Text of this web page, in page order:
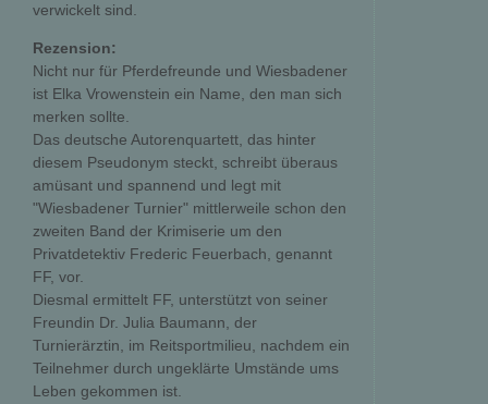
verwickelt sind.
Rezension:
Nicht nur für Pferdefreunde und Wiesbadener
ist Elka Vrowenstein ein Name, den man sich
merken sollte.
Das deutsche Autorenquartett, das hinter
diesem Pseudonym steckt, schreibt überaus
amüsant und spannend und legt mit
"Wiesbadener Turnier" mittlerweile schon den
zweiten Band der Krimiserie um den
Privatdetektiv Frederic Feuerbach, genannt
FF, vor.
Diesmal ermittelt FF, unterstützt von seiner
Freundin Dr. Julia Baumann, der
Turnierärztin, im Reitsportmilieu, nachdem ein
Teilnehmer durch ungeklärte Umstände ums
Leben gekommen ist.